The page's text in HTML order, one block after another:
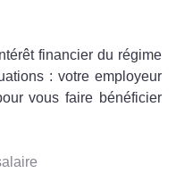
financier du régime
: votre employeur
vous faire bénéficier